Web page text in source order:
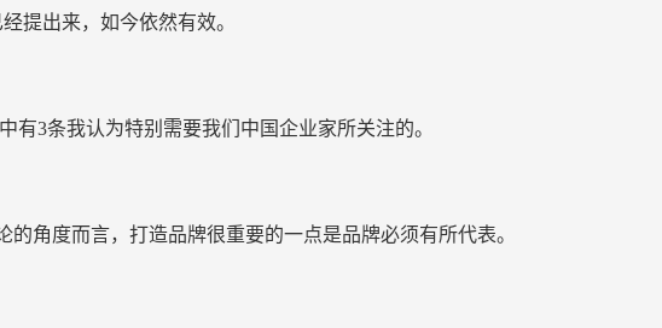
提出来，如今依然有效。
有3条我认为特别需要我们中国企业家所关注的。
的角度而言，打造品牌很重要的一点是品牌必须有所代表。